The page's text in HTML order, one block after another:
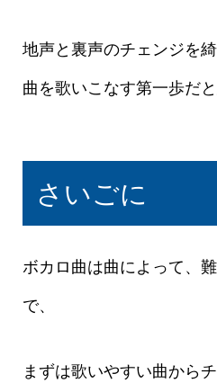
地声と裏声のチェンジを
曲を歌いこなす第一歩だと
さいごに
ボカロ曲は曲によって、
で、
まずは歌いやすい曲から